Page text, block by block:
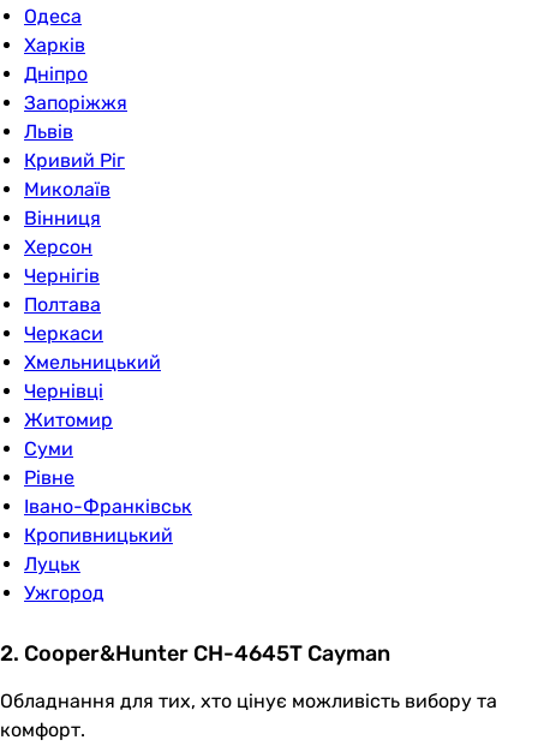
Одеса
Харків
Дніпро
Запоріжжя
Львів
Кривий Ріг
Миколаїв
Вінниця
Херсон
Чернігів
Полтава
Черкаси
Хмельницький
Чернівці
Житомир
Суми
Рівне
Івано-Франківськ
Кропивницький
Луцьк
Ужгород
2. Cooper&Hunter CH-4645T Cayman
Обладнання для тих, хто цінує можливість вибору та
комфорт.